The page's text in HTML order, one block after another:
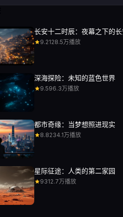
长安十二时辰：夜幕之下的
9.2128.5万播放
深海探险：未知的蓝色世界
9.596.3万播放
都市奇缘：当梦想照进现实
8.8234.1万播放
星际征途：人类的第二家园
9312.7万播放